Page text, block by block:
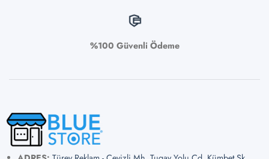
%100 Güvenli Ödeme